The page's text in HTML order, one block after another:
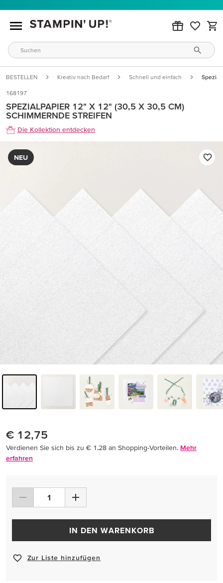
BESTELLEN Kreativ nach Bedarf Schnell und einfach
168197
SPEZIALPAPIER 12" X 12" (30,5 X 30,5 CM)
SCHIMMERNDE STREIFEN
Die Kollektion entdecken
NEU
€ 12,75
Verdienen Sie sich bis zu € 1,28 an Shopping-Vorteilen. Mehr
erfahren
IN DEN WARENKORB
Zur Liste hinzufügen